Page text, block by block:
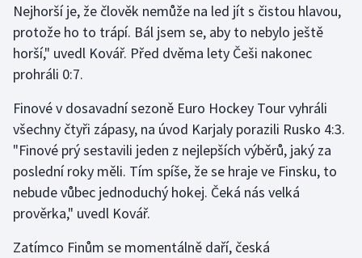
Gymnastika
Házená
Judo
Krasobruslení
Lezení
Lyže a snowboard
Nejhorší je, že člověk nemůže na led jít s čistou hlavou,
protože ho to trápí. Bál jsem se, aby to nebylo ještě
horší," uvedl Kovář. Před dvěma lety Češi nakonec
prohráli 0:7.
Finové v dosavadní sezoně Euro Hockey Tour vyhráli
všechny čtyři zápasy, na úvod Karjaly porazili Rusko 4:3.
"Finové prý sestavili jeden z nejlepších výběrů, jaký za
poslední roky měli. Tím spíše, že se hraje ve Finsku, to
nebude vůbec jednoduchý hokej. Čeká nás velká
prověrka," uvedl Kovář.
Zatímco Finům se momentálně daří, česká